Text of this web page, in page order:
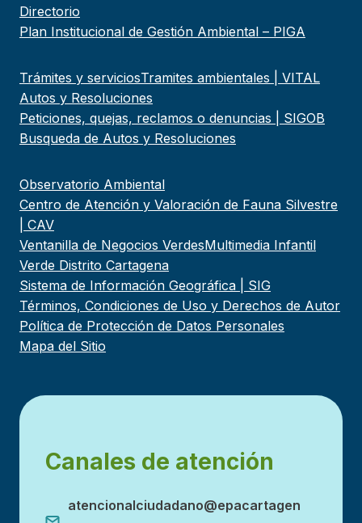
Directorio
Plan Institucional de Gestión Ambiental – PIGA
Trámites y serviciosTramites ambientales | VITAL
Autos y Resoluciones
Peticiones, quejas, reclamos o denuncias | SIGOB
Busqueda de Autos y Resoluciones
Observatorio Ambiental
Centro de Atención y Valoración de Fauna Silvestre
| CAV
Ventanilla de Negocios VerdesMultimedia Infantil
Verde Distrito Cartagena
Sistema de Información Geográfica | SIG
Términos, Condiciones de Uso y Derechos de Autor
Política de Protección de Datos Personales
Mapa del Sitio
Canales de atención
atencionalciudadano@epacartagen